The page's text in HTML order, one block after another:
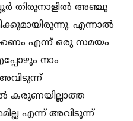
തിരുനാളില്‍ അഞ്ചു
എന്നാല്‍
എന്ന് ഒരു സമയം
നാം
കരുണയില്ലാത്ത
എന്ന് അവിടുന്ന്